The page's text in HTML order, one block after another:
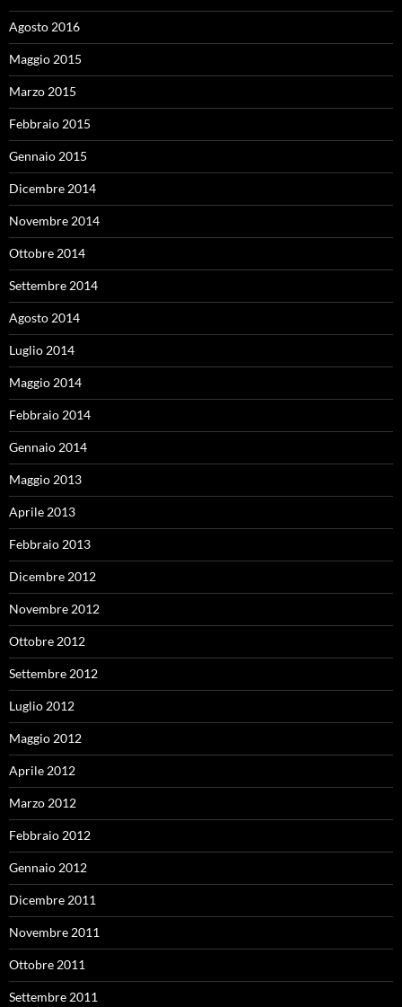
Agosto 2016
Maggio 2015
Marzo 2015
Febbraio 2015
Gennaio 2015
Dicembre 2014
Novembre 2014
Ottobre 2014
Settembre 2014
Agosto 2014
Luglio 2014
Maggio 2014
Febbraio 2014
Gennaio 2014
Maggio 2013
Aprile 2013
Febbraio 2013
Dicembre 2012
Novembre 2012
Ottobre 2012
Settembre 2012
Luglio 2012
Maggio 2012
Aprile 2012
Marzo 2012
Febbraio 2012
Gennaio 2012
Dicembre 2011
Novembre 2011
Ottobre 2011
Settembre 2011